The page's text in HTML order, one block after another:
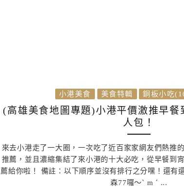
小港美食 美食特輯 銅板小吃
(高雄美食地圖專題)小港平價激推早餐
人包！
來去小港走了一大圈，一次吃了近百家家網友們熱推
推薦，並且濃縮集結了來小港的十大必吃，從早餐到
薦給你啦！ 備註：以下順序並沒有排行之分嘿！還有
森77囉～ˋ m ˊ ...